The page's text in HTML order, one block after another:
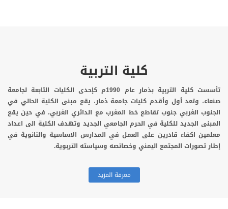
كلية التربية
تأسست كلية التربية بذمار عام 1990م كإحدى الكليات التابعة لجامعة
صنعاء، وتعد أول وأقدم كليات جامعة ذمار، يقع مبنى الكلية الحالي في
الجنوب الغربي جنوب تقاطع خط المغرب مع الدائري الغربي، في حين يقع
المبنى الجديد للكلية في الحرم الجامعي الجديد وتهدف الكلية الى اعداد
معلمين اكفاء قادرين على العمل في المدارس الاساسية والثانوية في
إطار تصورات المجتمع اليمني وخصائصه وسياسته التربوية.
معرفة المزيد